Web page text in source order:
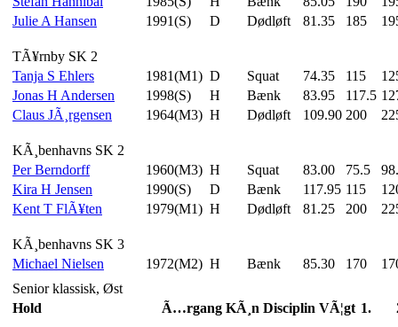
Julie A Hansen
1991(S) D Dødløft 81.35 185
TÃ¥rnby SK 2
Tanja S Ehlers
1981(M1) D Squat 74.35 115
Jonas H Andersen
1998(S) H Bænk 83.95 117.5
Claus JÃ¸rgensen
1964(M3) H Dødløft 109.90 200
KÃ¸benhavns SK 2
Per Berndorff
1960(M3) H Squat 83.00 75.5
Kira H Jensen
1990(S) D Bænk 117.95 115
Kent T FlÃ¥ten
1979(M1) H Dødløft 81.25 200
KÃ¸benhavns SK 3
Michael Nielsen
1972(M2) H Bænk 85.30 170
Senior klassisk, Øst
Hold
Ã…rgang KÃ¸n Disciplin VÃ¦gt 1.